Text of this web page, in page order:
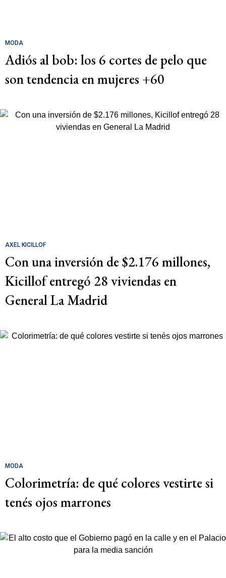
MODA
Adiós al bob: los 6 cortes de pelo que
son tendencia en mujeres +60
AXEL KICILLOF
Con una inversión de $2.176 millones,
Kicillof entregó 28 viviendas en
General La Madrid
MODA
Colorimetría: de qué colores vestirte si
tenés ojos marrones